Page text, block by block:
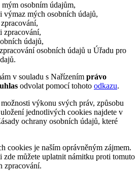
osobním údajům,
výmaz mých osobních údajů,
zpracování,
údajů,
osobních údajů u Úřadu pro
v souladu s Nařízením právo
odvolat pomocí tohoto odkazu.
výkonu svých práv, způsobu
jednotlivých cookies najdete v
ochrany osobních údajů, které
cookies je naším oprávněným zájmem.
zde můžete uplatnit námitku proti tomuto
zpracování.